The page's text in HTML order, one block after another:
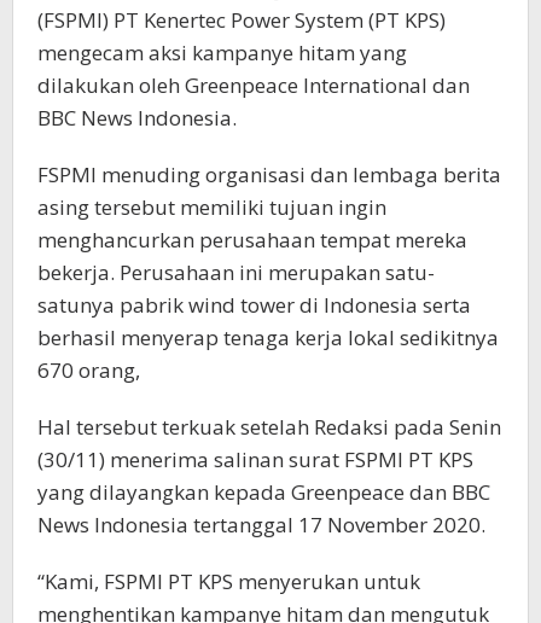
(FSPMI) PT Kenertec Power System (PT KPS)
mengecam aksi kampanye hitam yang
dilakukan oleh Greenpeace International dan
BBC News Indonesia.
FSPMI menuding organisasi dan lembaga berita
asing tersebut memiliki tujuan ingin
menghancurkan perusahaan tempat mereka
bekerja. Perusahaan ini merupakan satu-
satunya pabrik wind tower di Indonesia serta
berhasil menyerap tenaga kerja lokal sedikitnya
670 orang,
Hal tersebut terkuak setelah Redaksi pada Senin
(30/11) menerima salinan surat FSPMI PT KPS
yang dilayangkan kepada Greenpeace dan BBC
News Indonesia tertanggal 17 November 2020.
“Kami, FSPMI PT KPS menyerukan untuk
menghentikan kampanye hitam dan mengutuk